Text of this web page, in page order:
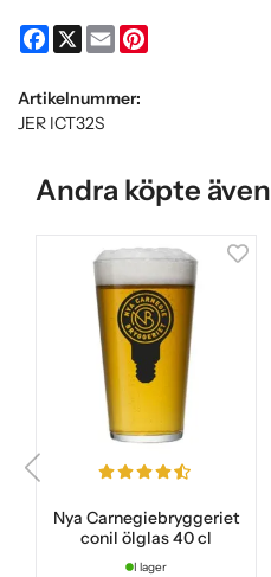
Facebook
X Email
Artikelnummer:
JER ICT32S
Andra köpte även
Nya Carnegiebryggeriet
conil ölglas 40 cl
I lager